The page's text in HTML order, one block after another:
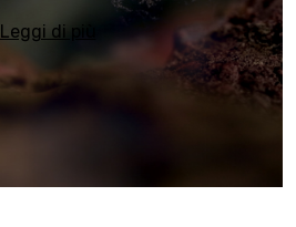
Leggi di più